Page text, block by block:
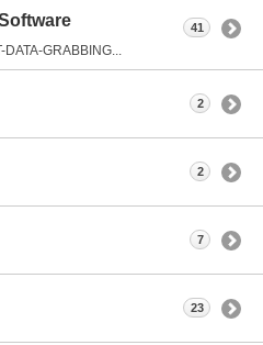
GRABBING...
41
2
2
7
23